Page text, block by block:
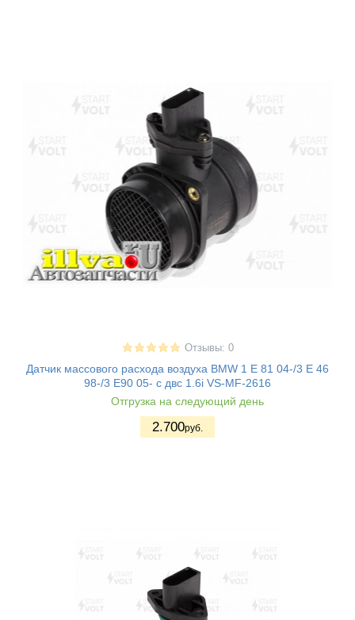
Отзывы: 0
Датчик массового расхода воздуха BMW 1 E 81 04-/3 E 46
98-/3 E90 05- с двс 1.6i VS-MF-2616
Отгрузка на следующий день
2.700руб.